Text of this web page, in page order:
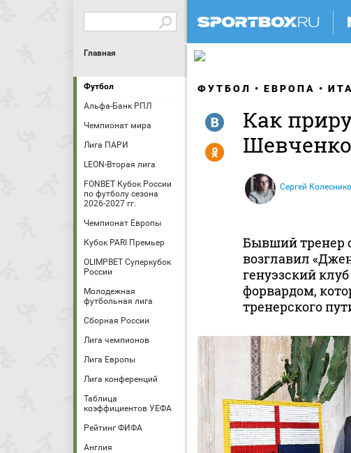
Главная
Футбол
Альфа-Банк РПЛ
Чемпионат мира
Лига ПАРИ
LEON-Вторая лига
FONBET Кубок России
по футболу сезона
2026-2027 гг.
Чемпионат Европы
Кубок PARI Премьер
OLIMPBET Суперкубок
России
Молодежная
футбольная лига
Сборная России
Лига чемпионов
Лига Европы
Лига конференций
Таблица
коэффициентов УЕФА
Рейтинг ФИФА
Англия
ФУТБОЛ ЕВРОПА
Как
Сергей
R
Y
Бывший тренер
возглавил
генуэзский
форвардом,
тренерского